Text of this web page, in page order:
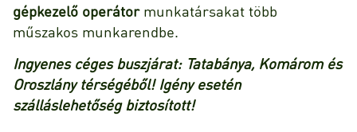
gépkezelő operátor munkatársakat több
műszakos munkarendbe.
Ingyenes céges buszjárat: Tatabánya, Komárom és
Oroszlány térségéből! Igény esetén
szálláslehetőség biztosított!